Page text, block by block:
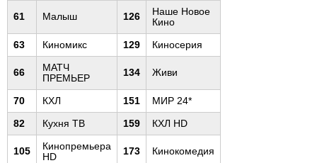
61 Малыш 126
Наше Новое
Кино
63
Киномикс 129 Киносерия
66
МАТЧ
ПРЕМЬЕР
134 Живи
70 КХЛ 151
МИР 24*
82
Кухня ТВ 159 КХЛ HD
105
Кинопремьера
HD
173 Кинокомедия